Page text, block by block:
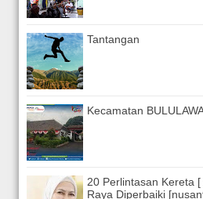
Tantangan
Kecamatan
20 Perlintasan Kereta
Raya Diperbaiki